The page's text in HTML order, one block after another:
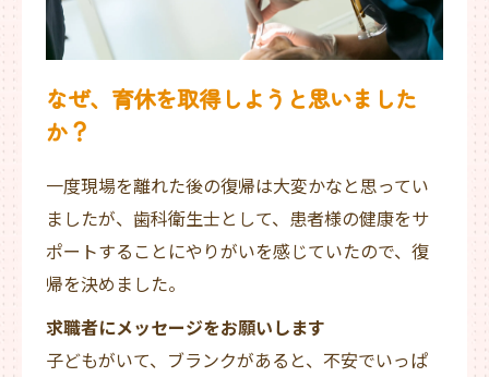
なぜ、育休を取得しようと思いました
か？
一度現場を離れた後の復帰は大変かなと思ってい
ましたが、歯科衛生士として、患者様の健康をサ
ポートすることにやりがいを感じていたので、復
帰を決めました。
求職者にメッセージをお願いします
子どもがいて、ブランクがあると、不安でいっぱ